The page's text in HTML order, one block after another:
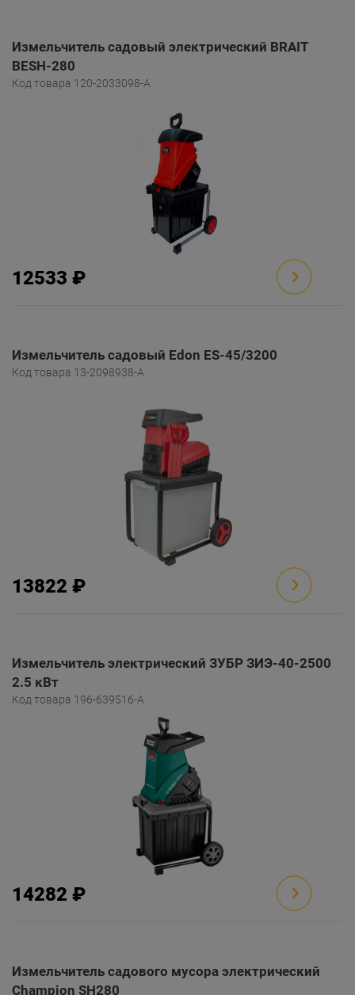
Измельчитель садовый электрический BRAIT
BESH-280
Код товара 120-2033098-A
12533 ₽
Измельчитель садовый Edon ES-45/3200
Код товара 13-2098938-A
13822 ₽
Измельчитель электрический ЗУБР ЗИЭ-40-2500
2.5 кВт
Код товара 196-639516-A
14282 ₽
Измельчитель садового мусора электрический
Champion SH280